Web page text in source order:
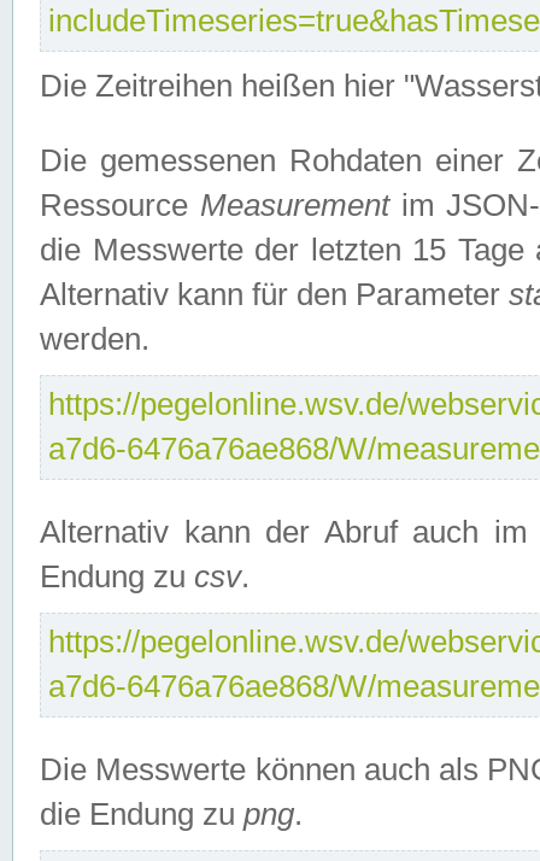
Die Zeitreihen heißen hier
Die gemessenen Rohdaten einer
Ressource Measurementim JSON-
die Messwerte der letzten 15
Alternativ kann für den Parameter
werden.
https://pegelonline.wsv.de/
a7d6-6476a76ae868/W/
Alternativ kann der Abruf auch
Endung zu csv.
https://pegelonline.wsv.de/
a7d6-6476a76ae868/W/
Die Messwerte können auch als
die Endung zu png.